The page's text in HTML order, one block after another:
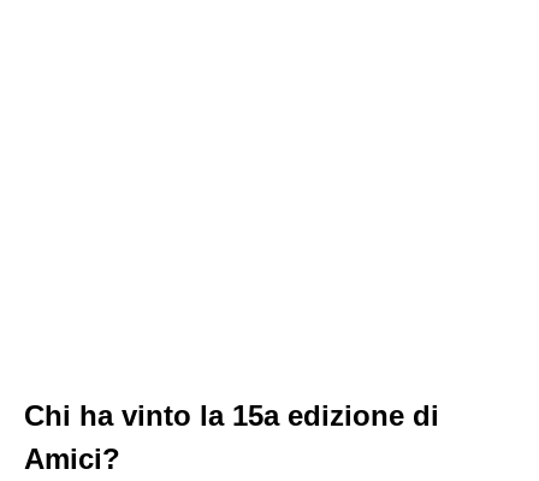
Chi ha vinto la 15a edizione di
Amici?